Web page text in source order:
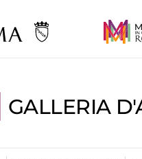
GALLERIA